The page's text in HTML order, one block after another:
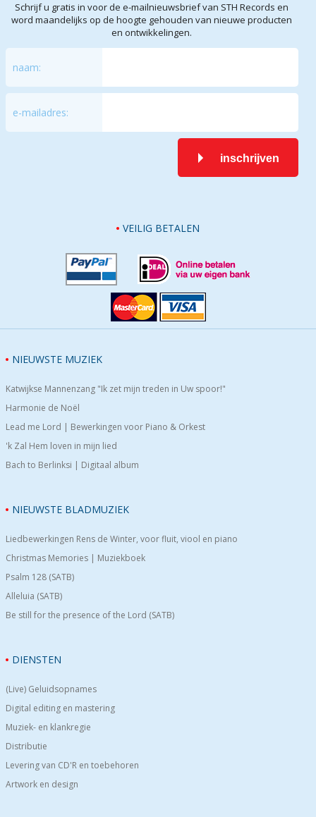
Schrijf u gratis in voor de e-mailnieuwsbrief van STH Records en
word maandelijks op de hoogte gehouden van nieuwe producten
en ontwikkelingen.
naam:
e-mailadres:
inschrijven
VEILIG BETALEN
NIEUWSTE MUZIEK
Katwijkse Mannenzang "Ik zet mijn treden in Uw spoor!"
Harmonie de Noël
Lead me Lord | Bewerkingen voor Piano & Orkest
'k Zal Hem loven in mijn lied
Bach to Berlinksi | Digitaal album
NIEUWSTE BLADMUZIEK
Liedbewerkingen Rens de Winter, voor fluit, viool en piano
Christmas Memories | Muziekboek
Psalm 128 (SATB)
Alleluia (SATB)
Be still for the presence of the Lord (SATB)
DIENSTEN
(Live) Geluidsopnames
Digital editing en mastering
Muziek- en klankregie
Distributie
Levering van CD'R en toebehoren
Artwork en design